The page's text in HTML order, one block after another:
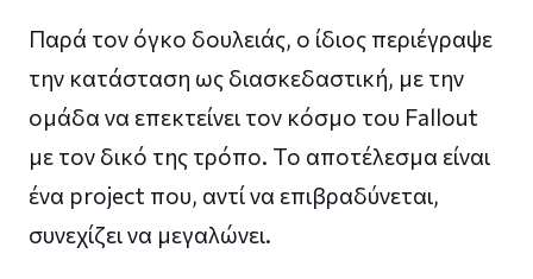
Παρά τον όγκο δουλειάς, ο ίδιος περιέγραψε
την κατάσταση ως διασκεδαστική, με την
ομάδα να επεκτείνει τον κόσμο του Fallout
με τον δικό της τρόπο. Το αποτέλεσμα είναι
ένα project που, αντί να επιβραδύνεται,
συνεχίζει να μεγαλώνει.